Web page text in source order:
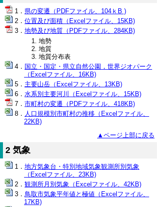
県の変遷（PDFファイル、104ｋB )
位置及び面積（Excelファイル、15KB)
地勢及び地質（PDFファイル、284KB)
地勢
地質
地質分布表
国立・国定・県立自然公園，世界ジオパーク
（Excelファイル、16KB)
主要山岳（Excelファイル、13KB)
水系別主要河川（Excelファイル、15KB)
市町村の変遷（PDFファイル、418KB)
人口規模別市町村の推移（Excelファイル、
22KB)
▲ページ上部に戻る
2 気象
地方気象台・特別地域気象観測所別気象
（Excelファイル、23KB)
観測所月別気象（Excelファイル、42KB)
鳥取市気象平年値と極値（Excelファイル、
17KB)